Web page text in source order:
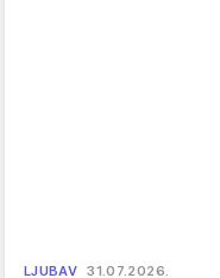
LJUBAV 31.07.2026.